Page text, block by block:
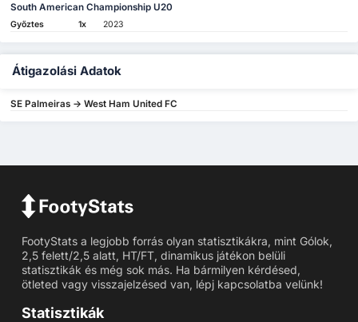
South American Championship U20
Győztes 1x 2023
Átigazolási Adatok
SE Palmeiras -> West Ham United FC
FootyStats a legjobb forrás olyan statisztikákra, mint Gólok,
2,5 felett/2,5 alatt, HT/FT, dinamikus játékon belüli
statisztikák és még sok más. Ha bármilyen kérdésed,
ötleted vagy visszajelzésed van, lépj kapcsolatba velünk!
Statisztikák